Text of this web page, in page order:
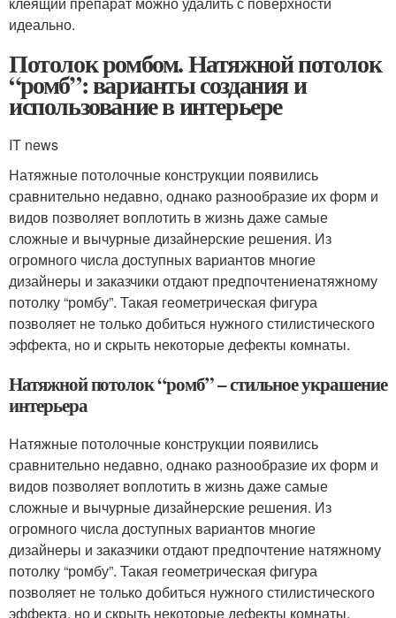
идеально.
Потолок ромбом. Натяжной потолок
“ромб”: варианты создания и
использование в интерьере
IT news
Натяжные потолочные конструкции появились
сравнительно недавно, однако разнообразие их форм и
видов позволяет воплотить в жизнь даже самые
сложные и вычурные дизайнерские решения. Из
огромного числа доступных вариантов многие
дизайнеры и заказчики отдают предпочтениенатяжному
потолку “ромбу”. Такая геометрическая фигура
позволяет не только добиться нужного стилистического
эффекта, но и скрыть некоторые дефекты комнаты.
Натяжной потолок “ромб” – стильное украшение
интерьера
Натяжные потолочные конструкции появились
сравнительно недавно, однако разнообразие их форм и
видов позволяет воплотить в жизнь даже самые
сложные и вычурные дизайнерские решения. Из
огромного числа доступных вариантов многие
дизайнеры и заказчики отдают предпочтение натяжному
потолку “ромбу”. Такая геометрическая фигура
позволяет не только добиться нужного стилистического
эффекта, но и скрыть некоторые дефекты комнаты.